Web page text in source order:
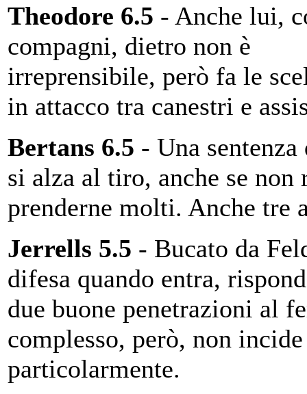
Theodore 6.5 - Anche lui,
compagni, dietro non è
irreprensibile, però fa le
in attacco tra canestri e
Bertans 6.5 - Una sentenza
si alza al tiro, anche se non
prenderne molti. Anche tre
Jerrells 5.5 - Bucato da
difesa quando entra,
due buone penetrazioni al
complesso, però, non incide
particolarmente.